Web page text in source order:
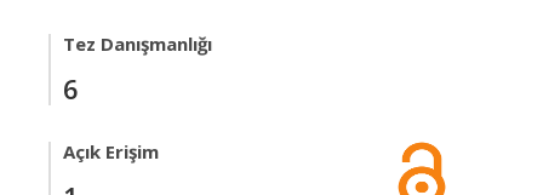
Tez Danışmanlığı
6
Açık Erişim